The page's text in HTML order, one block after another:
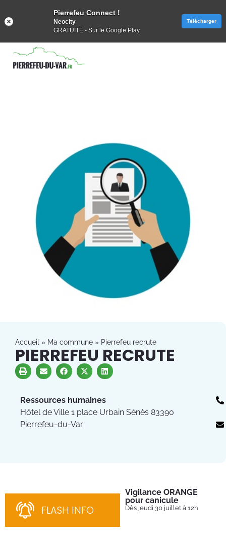
Accueil » Ma commune » Pierrefeu recrute
PIERREFEU RECRUTE
Ressources humaines
Hôtel de Ville 1 place Urbain Sénès 83390
Pierrefeu-du-Var
FLASH INFO
Vigilance ORANGE
pour canicule
Dès jeudi 30 juillet à 12h
Pierrefeu Connect !
Neocity
GRATUITE - Sur le Google Play
Télécharger